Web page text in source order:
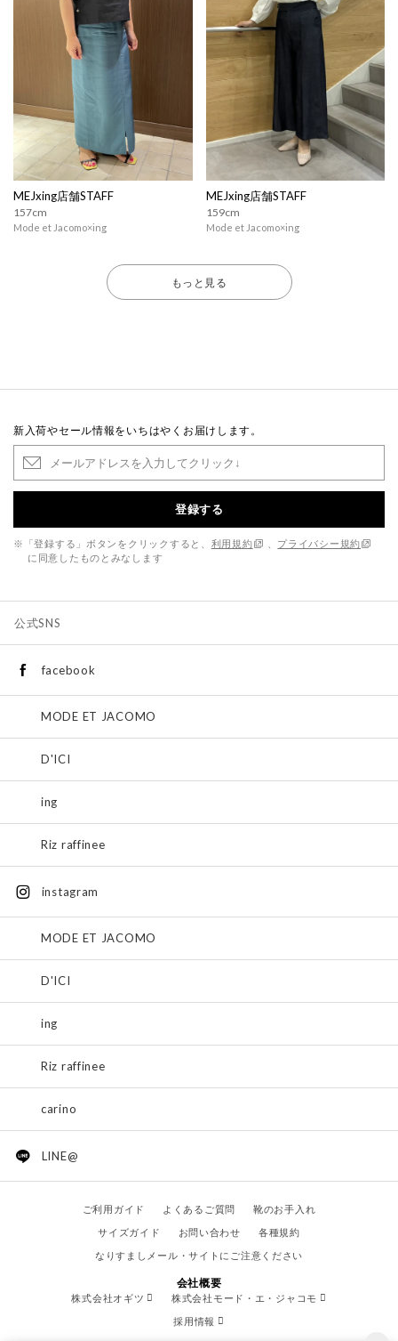
MEJxing店舗STAFF
157cm
Mode et Jacomo×ing
MEJxing店舗STAFF
159cm
Mode et Jacomo×ing
もっと見る
新入荷やセール情報をいちはやくお届けします。
登録する
※「登録する」ボタンをクリックすると、 利用規約
プライバシー規約
に同意したものとみなします
公式SNS
facebook
MODE ET JACOMO
D'ICI
ing
Riz raffinee
instagram
MODE ET JACOMO
D'ICI
ing
Riz raffinee
carino
LINE@
ご利用ガイド よくあるご質問
靴のお手入れ
サイズガイド
お問い合わせ
各種規約
なりすましメール・サイトにご注意ください
会社概要
株式会社オギツ
株式会社モード・エ・ジャコモ
採用情報